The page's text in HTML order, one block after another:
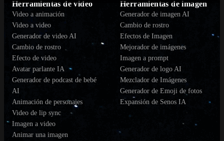
Herramientas de video
Video a animación
Video a video
Generador de video AI
Cambio de rostro
Efecto de video
Avatar parlante IA
Generador de podcast de bebé
AI
Animación de personajes
Video de lip sync
Imagen a video
Animar una imagen
Herramientas de imagen
Generador de imagen AI
Cambio de rostro
Efectos de Imagen
Mejorador de imágenes
Imagen a prompt
Generador de logo AI
Mezclador de Imágenes
Generador de Emoji de fotos
Expansión de Senos IA